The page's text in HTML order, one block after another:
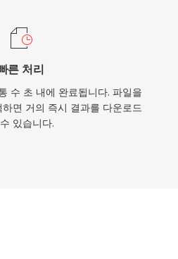
른 처리
수 초 내에 완료됩니다. 파일을
면 거의 즉시 결과를 다운로드
있습니다.